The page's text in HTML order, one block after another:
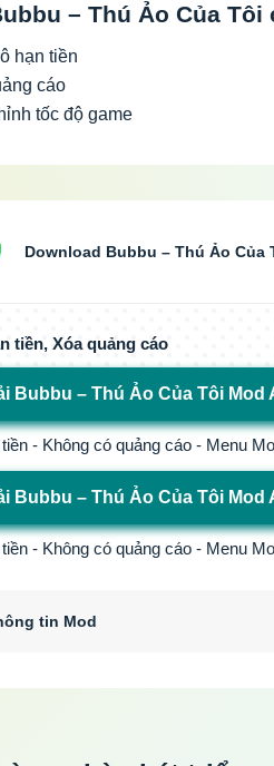
– Thú Ảo Của Tôi
hạn tiền
cáo
tốc độ game
Download Bubbu – Thú Ảo Của
tiền, Xóa quảng cáo
Bubbu – Thú Ảo Của Tôi Mod
- Không có quảng cáo - Menu
Bubbu – Thú Ảo Của Tôi Mod
- Không có quảng cáo - Menu
tin Mod